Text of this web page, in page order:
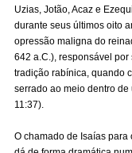
Uzias, Jotão, Acaz e
durante seus últimos oito
opressão maligna do
642 a.C.), responsável
tradição rabínica, quando
serrado ao meio dentro de
11:37).
O chamado de Isaías para